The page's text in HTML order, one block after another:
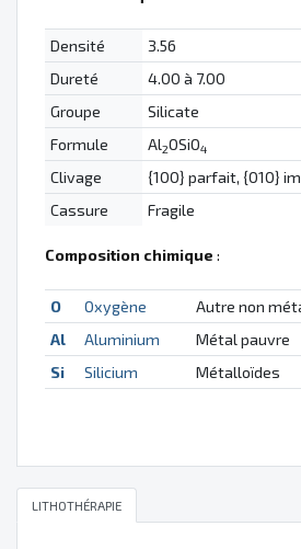
Densité
3.56
Dureté
4.00 à 7.00
Groupe
Silicate
Formule
Al2OSiO4
Clivage
{100} parfait, {010}
Cassure
Fragile
Composition chimique :
O Oxygène Autre non
Al
Aluminium Métal pauvre
Si
Silicium Métalloïdes
LITHOTHÉRAPIE